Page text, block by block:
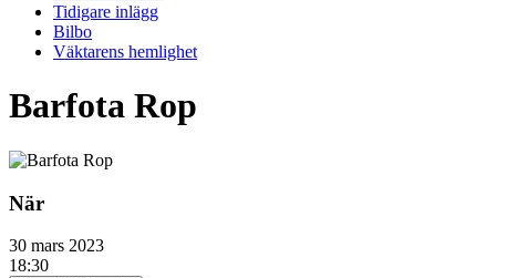
Tidigare inlägg
Bilbo
Väktarens hemlighet
Barfota Rop
När
30 mars 2023
18:30